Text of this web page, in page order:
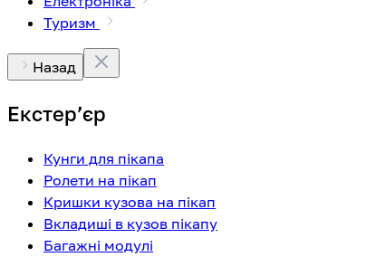
Туризм
Назад
Екстерʼєр
Кунги для пікапа
Ролети на пікап
Кришки кузова на пікап
Вкладиші в кузов пікапу
Багажні модулі